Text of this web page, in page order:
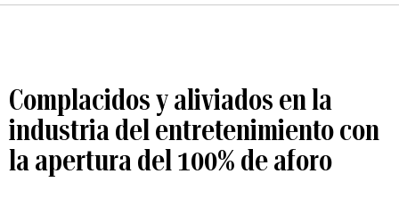
Complacidos y aliviados en la
industria del entretenimiento con
la apertura del 100% de aforo